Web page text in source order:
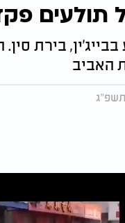
תולעים
בירת
האביב